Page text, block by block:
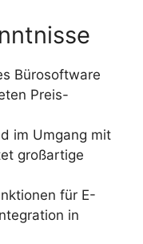
Bürosoftware
Preis-
im Umgang mit
großartige
für E-
in